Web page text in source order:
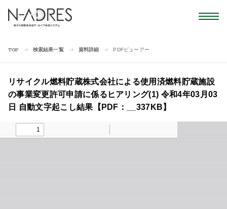
TOP 検索結果一覧 資料詳細 PDFビューアー
リサイクル燃料貯蔵株式会社による使用済燃料貯蔵施設
の事業変更許可申請に係るヒアリング(1) 令和4年03月03
日 自動文字起こし結果【PDF：__337KB】